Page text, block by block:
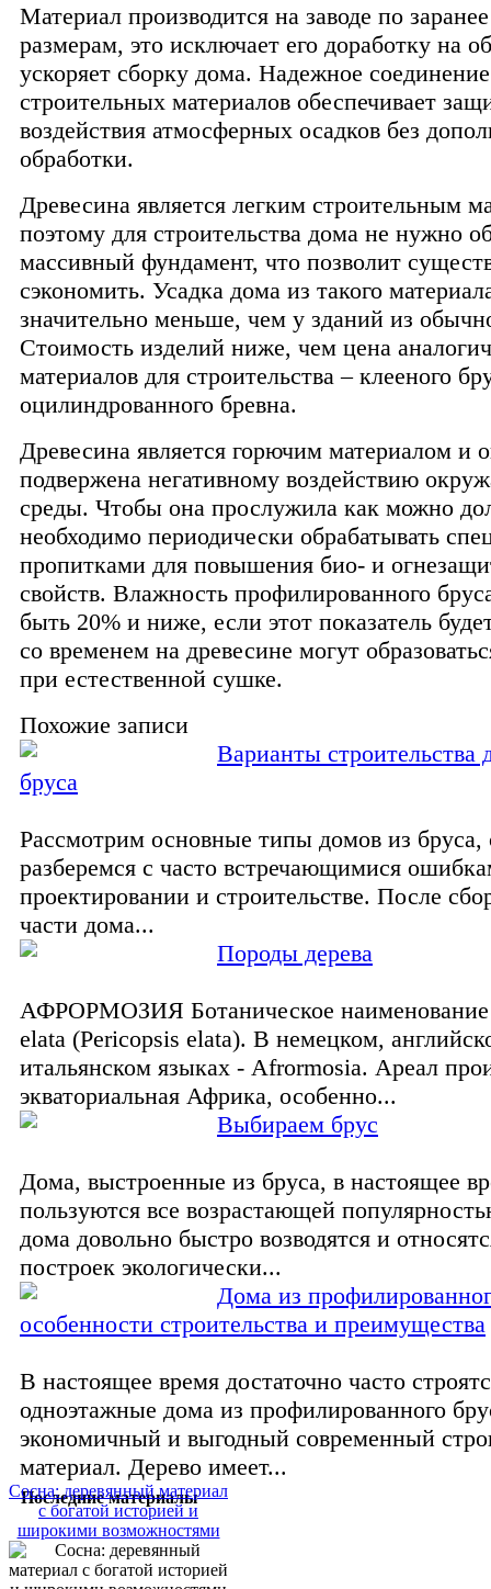
Материал производится на заводе по
размерам, это исключает его доработку на
ускоряет сборку дома. Надежное соединение
строительных материалов обеспечивает
воздействия атмосферных осадков без
обработки.
Древесина является легким строительным
поэтому для строительства дома не нужно
массивный фундамент, что позволит
сэкономить. Усадка дома из такого
значительно меньше, чем у зданий из
Стоимость изделий ниже, чем цена
материалов для строительства – клееного
оцилиндрованного бревна.
Древесина является горючим материалом и
подвержена негативному воздействию
среды. Чтобы она прослужила как можно
необходимо периодически обрабатывать
пропитками для повышения био- и
свойств. Влажность профилированного
быть 20% и ниже, если этот показатель
со временем на древесине могут
при естественной сушке.
Похожие записи
Варианты строительства
бруса
Рассмотрим основные типы домов из бруса,
разберемся с часто встречающимися
проектировании и строительстве. После
части дома...
Породы дерева
АФРОРМОЗИЯ Ботаническое
elata (Pericopsis elata). В немецком,
итальянском языках - Afrormosia. Ареал
экваториальная Африка, особенно...
Выбираем брус
Дома, выстроенные из бруса, в настоящее
пользуются все возрастающей
дома довольно быстро возводятся и
построек экологически...
Дома из
особенности строительства и преимущества
В настоящее время достаточно часто
одноэтажные дома из профилированного
экономичный и выгодный современный
материал. Дерево имеет...
Последние материалы
Сосна: деревянный материал
с богатой историей и
широкими возможностями